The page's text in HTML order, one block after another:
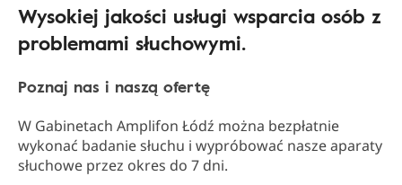
Wysokiej jakości usługi wsparcia osób z
problemami słuchowymi.
Poznaj nas i naszą ofertę
W Gabinetach Amplifon Łódź można bezpłatnie
wykonać badanie słuchu i wypróbować nasze aparaty
słuchowe przez okres do 7 dni.